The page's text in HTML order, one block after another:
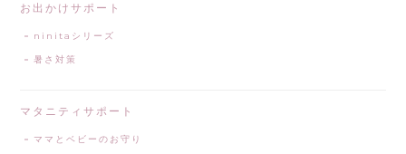
お出かけサポート
ninitaシリーズ
暑さ対策
マタニティサポート
ママとベビーのお守り